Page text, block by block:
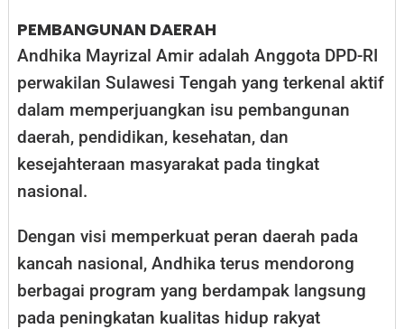
PEMBANGUNAN DAERAH
Andhika Mayrizal Amir adalah Anggota DPD-RI
perwakilan Sulawesi Tengah yang terkenal aktif
dalam memperjuangkan isu pembangunan
daerah, pendidikan, kesehatan, dan
kesejahteraan masyarakat pada tingkat
nasional.
Dengan visi memperkuat peran daerah pada
kancah nasional, Andhika terus mendorong
berbagai program yang berdampak langsung
pada peningkatan kualitas hidup rakyat